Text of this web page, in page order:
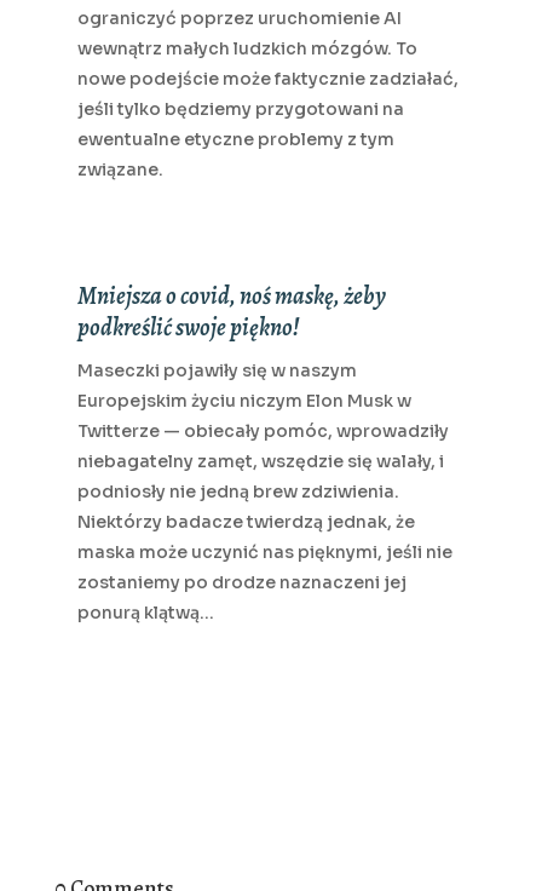
ograniczyć poprzez uruchomienie AI
wewnątrz małych ludzkich mózgów. To
nowe podejście może faktycznie zadziałać,
jeśli tylko będziemy przygotowani na
ewentualne etyczne problemy z tym
związane.
Mniejsza o covid, noś maskę, żeby
podkreślić swoje piękno!
Maseczki pojawiły się w naszym
Europejskim życiu niczym Elon Musk w
Twitterze — obiecały pomóc, wprowadziły
niebagatelny zamęt, wszędzie się walały, i
podniosły nie jedną brew zdziwienia.
Niektórzy badacze twierdzą jednak, że
maska może uczynić nas pięknymi, jeśli nie
zostaniemy po drodze naznaczeni jej
ponurą klątwą…